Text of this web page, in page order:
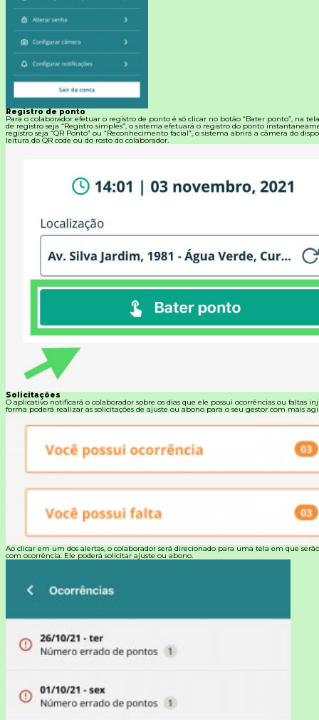
Registro de ponto
Para o colaborador efetuar o registro de ponto é só clicar no botão “Bater ponto”, na
de registro seja “Registro simples”, o sistema efetuará o registro do ponto
registro seja “QR Ponto” ou “Reconhecimento facial”, o sistema abrirá a câmera do
leitura do QR code ou do rosto do colaborador.
Solicitações
O aplicativo notificará o colaborador sobre os dias que ele possui ocorrências ou faltas
forma poderá realizar as solicitações de ajuste ou abono para o seu gestor com mais
Ao clicar em um dos alertas, o colaborador será direcionado para uma tela em que
com ocorrência. Ele poderá solicitar ajuste ou abono.